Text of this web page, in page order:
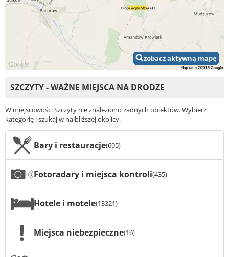
zobacz aktywną mapę
SZCZYTY - WAŻNE MIEJSCA NA DRODZE
W miejscowości Szczyty nie znaleziono żadnych obiektów. Wybierz
kategorię i szukaj w najbliższej okolicy.
Bary i restauracje(695)
Fotoradary i miejsca kontroli(435)
Hotele i motele(13321)
Miejsca niebezpieczne(16)